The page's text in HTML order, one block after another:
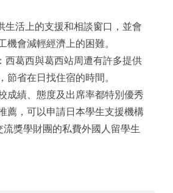
生活上的支援和相談窗口，並會
機會減輕經濟上的困難。
西葛西與葛西站周遭有許多提供
節省在日找住宿的時間。
成績、態度及出席率都特別優秀
薦，可以申請日本學生支援機構
流獎學財團的私費外國人留學生